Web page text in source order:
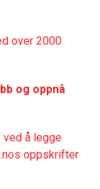
over 2000
og oppnå
ved å legge
oppskrifter